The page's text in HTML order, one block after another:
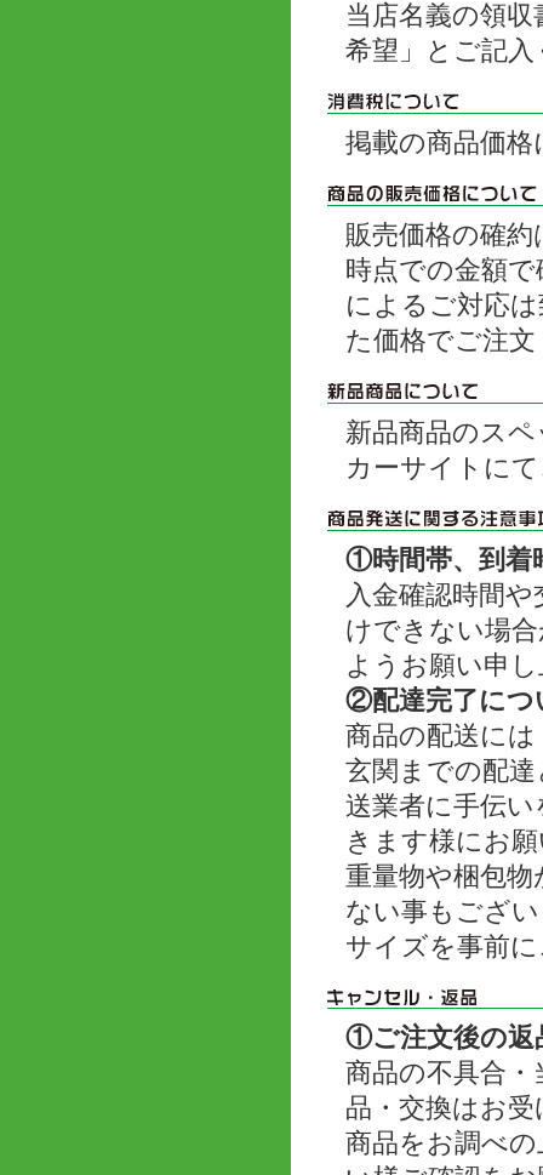
当店名義の領
希望」とご記
掲載の商品価
販売価格の確
時点での金額
によるご対応
た価格でご注
新品商品のス
カーサイトに
①時間帯、到着
入金確認時間
けできない場
ようお願い申
②配達完了につ
商品の配送に
玄関までの配
送業者に手伝
きます様にお
重量物や梱包
ない事もござ
サイズを事前
①ご注文後の返
商品の不具合
品・交換はお
商品をお調べ